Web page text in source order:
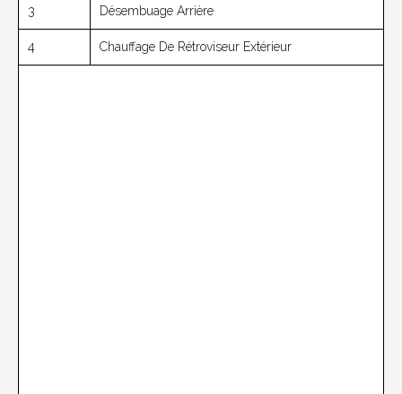
3 Désembuage Arrière
4 Chauffage De Rétroviseur Extérieur